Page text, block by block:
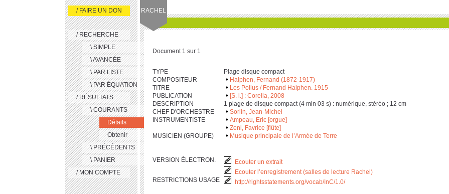
RACHEL
/ FAIRE UN DON
/ RECHERCHE
\ SIMPLE
\ AVANCÉE
\ PAR LISTE
\ PAR ÉQUATION
/ RÉSULTATS
\ COURANTS
Détails
Obtenir
\ PRÉCÉDENTS
\ PANIER
/ MON COMPTE
Document 1 sur 1
TYPE
Plage disque compact
COMPOSITEUR
Halphen, Fernand (1872-1917)
TITRE
Les Poilus / Fernand Halphen. 1915
PUBLICATION
[S. l.] : Corelia, 2008
DESCRIPTION
‎1 plage de disque compact (‎4 min ‎0‎3 s) : numérique, stéréo ; ‎1‎2 cm
CHEF D'ORCHESTRE
Sorlin, Jean-Michel
INSTRUMENTISTE
Ampeau, Eric [orgue]
Zeni, Favrice [flûte]
MUSICIEN (GROUPE)
Musique principale de l’Armée de Terre
VERSION ÉLECTRON.
Ecouter un extrait
Ecouter l’enregistrement (salles de lecture Rachel)
RESTRICTIONS USAGE
http://rightsstatements.org/vocab/InC/1.0/